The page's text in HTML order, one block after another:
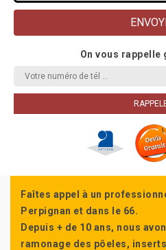
On vous
Faîtes appel à un
Perpignan et dans le 66.
Depuis + de 10 ans, nous
ramonage des pôeles,